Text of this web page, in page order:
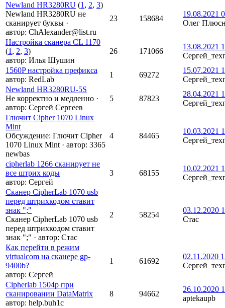
Newland HR3280RU (1 , 2, 3)
Newland HR3280RU не
сканирует буквы ·
автор: ChAlexander@list.ru
23 158684
19.08.2021
Олег
Настройка сканера CL 1170
(1 , 2, 3)
автор: Илья Шушин
26 171066
13.08.2021
1560P настройка префикса
автор: RedLab
1 69272
15.07.2021
Newland HR3280RU-5S
Не корректно и медленно ·
автор: Сергей Сергеев
5 87823
28.04.2021
Глючит Cipher 1070 Linux
Mint
Обсуждение: Глючит Cipher
1070 Linux Mint · автор: 3365
newbas
4 84465
10.03.2021
cipherlab 1266 сканирует не
все штрих коды
автор: Сергей
3 68155
10.02.2021
Cканер CipherLab 1070 usb
перед штрихкодом ставит
знак ";"
Cканер CipherLab 1070 usb
перед штрихкодом ставит
знак ";" · автор: Стас
2 58254
03.12.2020
Стас
Как перейти в режим
virtualcom на сканере gp-
9400b?
автор: Сергей
1 61692
02.11.2020
Cipherlab 1504p при
сканировании DataMatrix
автор: help.buh1c
8 94662
26.10.2020
aptekaupb